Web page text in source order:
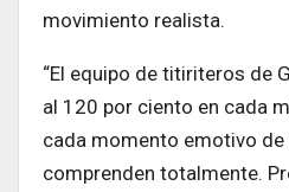
movimiento realista.
“El equipo de titiriteros de
al 120 por ciento en cada
cada momento emotivo de
comprenden totalmente.